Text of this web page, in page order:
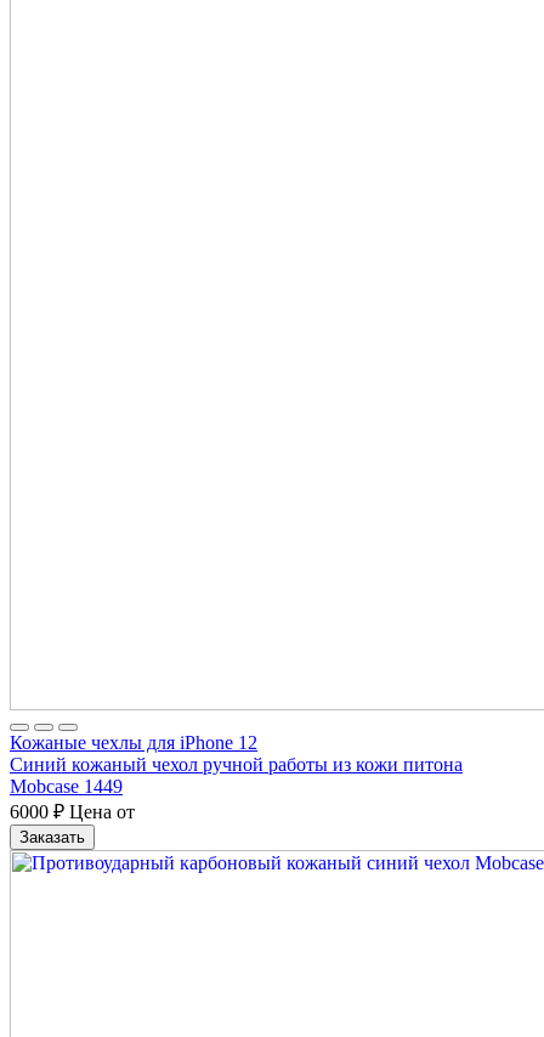
Кожаные чехлы для iPhone 12
Синий кожаный чехол ручной работы из кожи питона
Mobcase 1449
6000 ₽ Цена от
Заказать